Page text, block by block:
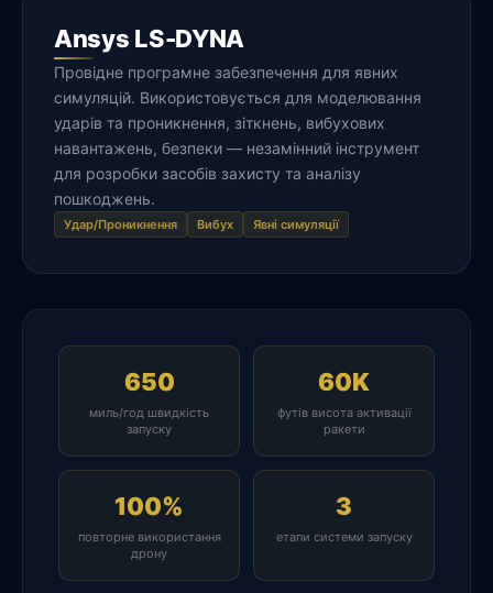
Ansys LS-DYNA
Провідне програмне забезпечення для явних
симуляцій. Використовується для моделювання
ударів та проникнення, зіткнень, вибухових
навантажень, безпеки — незамінний інструмент
для розробки засобів захисту та аналізу
пошкоджень.
Удар/Проникнення Вибух Явні симуляції
650
миль/год швидкість
запуску
60K
футів висота активації
ракети
100%
повторне використання
дрону
3
етапи системи запуску